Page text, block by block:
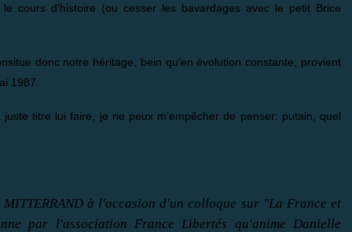
cours d'histoire (ou cesser les bavardages avec le petit Brice
donc notre héritage, bein qu'en évolution constante, provient
1987.
titre lui faire, je ne peux m'empêcher de penser: putain, quel
à l'occasion d'un colloque sur "La France et
par l'association France Libertés qu'anime Danielle